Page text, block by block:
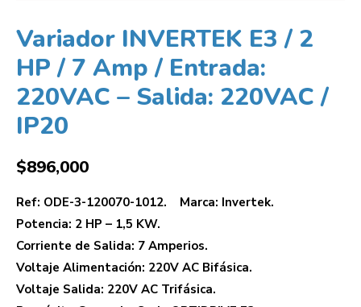
Variador INVERTEK E3 / 2
HP / 7 Amp / Entrada:
220VAC – Salida: 220VAC /
IP20
$896,000
Ref: ODE-3-120070-1012. Marca: Invertek.
Potencia: 2 HP – 1,5 KW.
Corriente de Salida: 7 Amperios.
Voltaje Alimentación: 220V AC Bifásica.
Voltaje Salida: 220V AC Trifásica.